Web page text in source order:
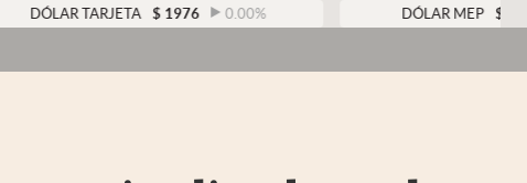
USA
TARJETA $ 1976 0.00% DÓLAR MEP $ 1521,52